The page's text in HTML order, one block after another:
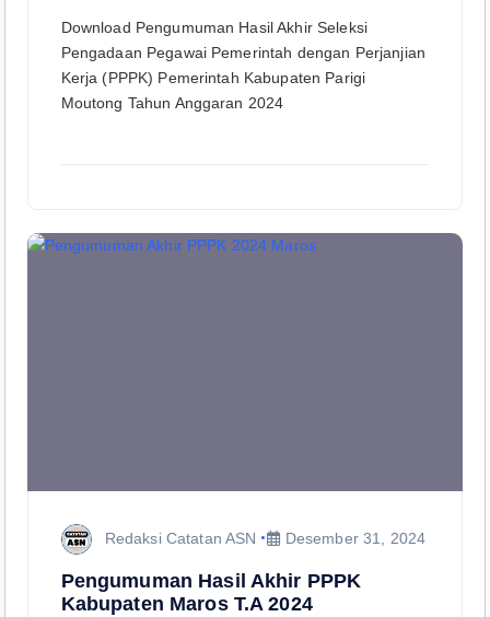
Download Pengumuman Hasil Akhir Seleksi
Pengadaan Pegawai Pemerintah dengan Perjanjian
Kerja (PPPK) Pemerintah Kabupaten Parigi
Moutong Tahun Anggaran 2024
Redaksi Catatan ASN Desember 31, 2024
Pengumuman Hasil Akhir PPPK
Kabupaten Maros T.A 2024